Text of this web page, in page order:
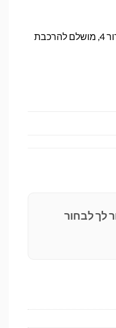
לוח אם איכותי מבית ASROCK בתצורת ITX, תומך במעבדי אינטל דור 4, מושלם להרכבת
לך לבחור